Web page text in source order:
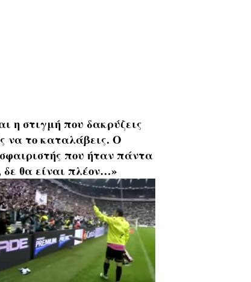
η στιγμή που δακρύζεις
να το καταλάβεις. Ο
που ήταν πάντα
δε θα είναι πλέον…»